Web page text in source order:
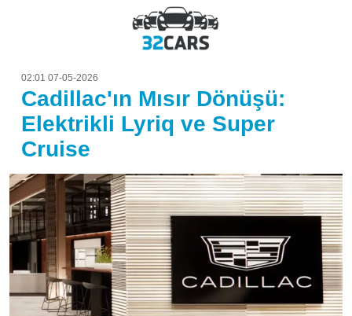
02:01 07-05-2026
Cadillac'ın Mısır Dönüşü:
Elektrikli Lyriq ve Super
Cruise